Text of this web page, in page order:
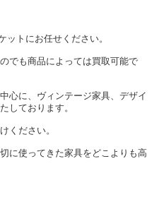
ットにお任せください。
でも商品によっては買取可能で
心に、ヴィンテージ家具、デザイ
しております。
ください。
に使ってきた家具をどこよりも高